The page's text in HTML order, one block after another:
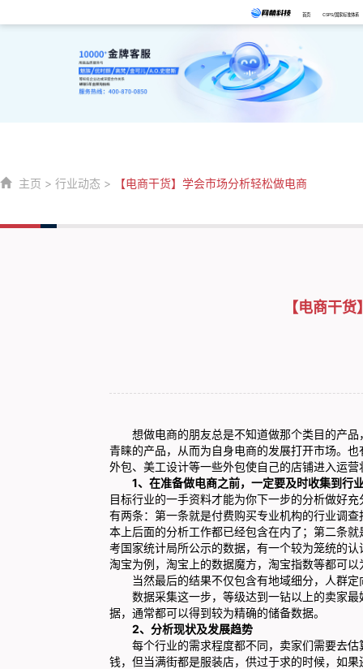
首页 CSPS/国家标准体系
主页 > 行业动态 > 【电商干货】学会市场分析轻松做电商
【电商干
想做电商的朋友总是不知道做那个类目的产品
青睐的产品，从而为自身电商的发展打开市场。
外包、美工设计等一些外包使自己的店铺进入运
1、在准备做电商之前，一定要及时收集到行
目标行业的一手资料才能为你下一步的分析做好
有两条：第一条就是付费购买专业机构的行业调
本上后面的分析工作都已经包含在内了；第二条
考国家统计局所公示的数据，有一个较为笼统的
淘宝为例，淘宝上的数据魔方，淘宝指数等都可以
当然最后的结果不仅包含有地域细分，人群定
数据采集这一步，等级达到一钻以上的卖家最
据，通常都可以得到较为精确的储备数据。
2、分析现状及发展趋势
每个行业的需求程度都不同，卖家们需要去估
钱，但当满街都是服装店，供过于求的时候，如